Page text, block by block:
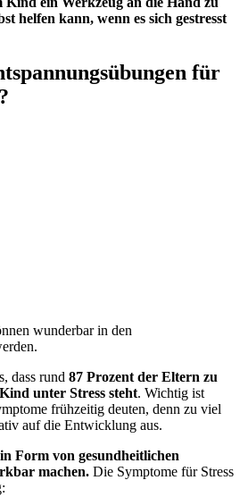
helfen kann, wenn es sich gestresst
für
wunderbar in den
dass rund 87 Prozent der Eltern zu
unter Stress steht. Wichtig ist
frühzeitig deuten, denn zu viel
auf die Entwicklung aus.
Form von gesundheitlichen
machen. Die Symptome für Stress